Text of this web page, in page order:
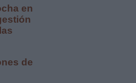
en
de